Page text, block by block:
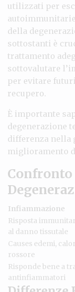
utilizzati per
della
sottostanti è
trattamento
sottovalutare
per evitare
recupero.
È importante
degenerazione
differenza nella
miglioramento
Infiammazione
Risposta
al danno tissutale
Causes edemi,
rossore
Risponde bene a
antinfiammatori